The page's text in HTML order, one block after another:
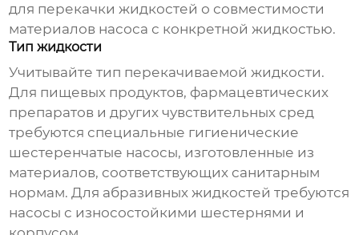
для перекачки жидкостей о совместимости
материалов насоса с конкретной жидкостью.
Тип жидкости
Учитывайте тип перекачиваемой жидкости.
Для пищевых продуктов, фармацевтических
препаратов и других чувствительных сред
требуются специальные гигиенические
шестеренчатые насосы, изготовленные из
материалов, соответствующих санитарным
нормам. Для абразивных жидкостей требуются
насосы с износостойкими шестернями и